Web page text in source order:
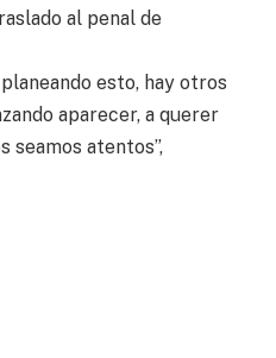
al penal de
esto, hay otros
aparecer, a querer
seamos atentos”,